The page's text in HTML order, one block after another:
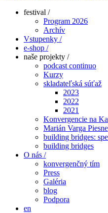
festival /
Program 2026
Archív
Vstupenky /
e-shop /
naše projekty /
podcast continuo
Kurzy
skladateľská súťaž
2023
2022
2021
Konvergencie na
Marián Varga Piesne
building bridges:
building bridges
O nás /
konvergenčný tím
Press
Galéria
blog
Podpora
en